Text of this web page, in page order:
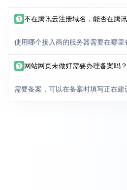
不在腾讯云注册域名，能否在腾
使用哪个接入商的服务器需要在哪里
网站网页未做好需要办理备案吗？
需要备案，可以在备案时填写正在建